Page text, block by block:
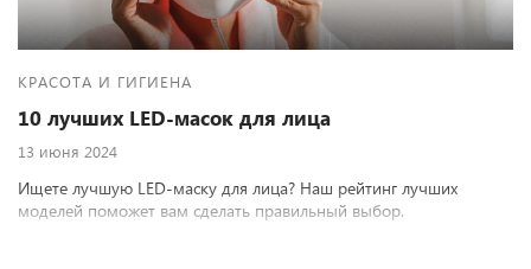
КРАСОТА И ГИГИЕНА
10 лучших LED-масок для лица
13 июня 2024
Ищете лучшую LED-маску для лица? Наш рейтинг лучших
моделей поможет вам сделать правильный выбор.